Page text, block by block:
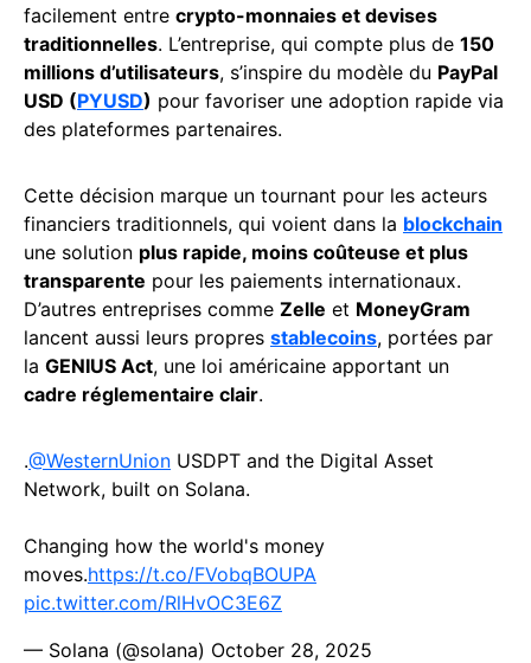
facilement entre crypto-monnaies et devises
traditionnelles. L’entreprise, qui compte plus de 150
millions d’utilisateurs, s’inspire du modèle du PayPal
USD (PYUSD) pour favoriser une adoption rapide via
des plateformes partenaires.
Cette décision marque un tournant pour les acteurs
financiers traditionnels, qui voient dans la blockchain
une solution plus rapide, moins coûteuse et plus
transparente pour les paiements internationaux.
D’autres entreprises comme Zelle et MoneyGram
lancent aussi leurs propres stablecoins, portées par
la GENIUS Act, une loi américaine apportant un
cadre réglementaire clair.
.@WesternUnion USDPT and the Digital Asset
Network, built on Solana.
Changing how the world's money
moves.https://t.co/FVobqBOUPA
pic.twitter.com/RlHvOC3E6Z
— Solana (@solana) October 28, 2025